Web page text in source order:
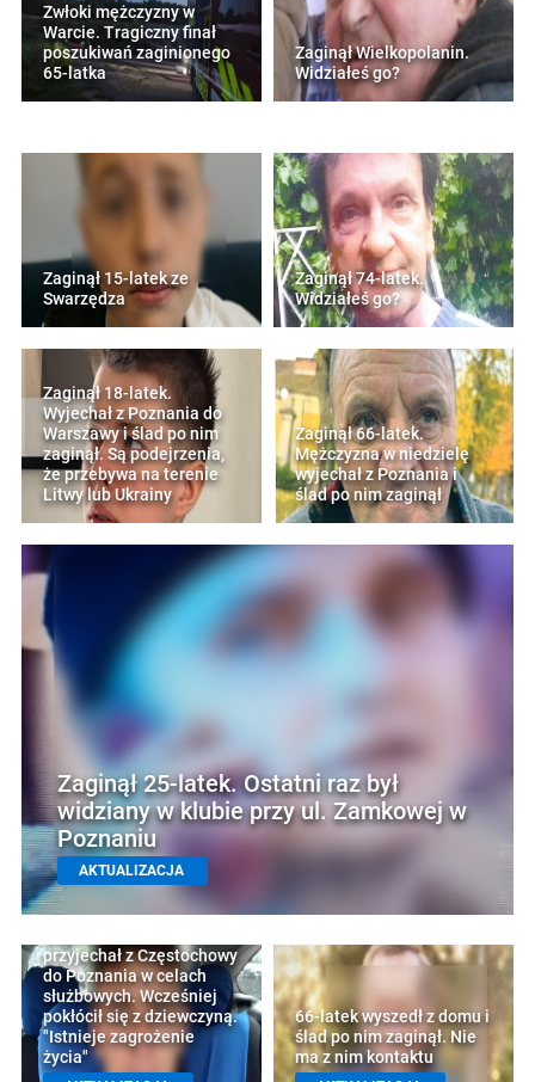
Zwłoki mężczyzny w
Warcie. Tragiczny finał
poszukiwań zaginionego
65-latka
Zaginął Wielkopolanin.
Widziałeś go?
Zaginął 15-latek ze
Swarzędza
Zaginął 74-latek.
Widziałeś go?
Zaginął 18-latek.
Wyjechał z Poznania do
Warszawy i ślad po nim
zaginął. Są podejrzenia,
że przebywa na terenie
Litwy lub Ukrainy
Zaginął 66-latek.
Mężczyzna w niedzielę
wyjechał z Poznania i
ślad po nim zaginął
Zaginął 25-latek. Ostatni raz był
widziany w klubie przy ul. Zamkowej w
Poznaniu
AKTUALIZACJA
przyjechał z Częstochowy
do Poznania w celach
służbowych. Wcześniej
pokłócił się z dziewczyną.
"Istnieje zagrożenie
życia"
66-latek wyszedł z domu i
ślad po nim zaginął. Nie
ma z nim kontaktu